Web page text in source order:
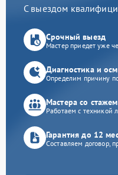
С выездом
Срочный выезд
Мастер приедет уже
Диагностика и
Определим причину
Мастера со
Работаем с техникой
Гарантия до 12
Составляем договор,